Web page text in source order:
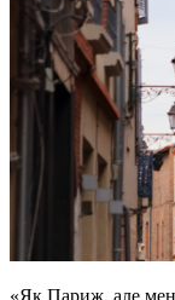
«Як Париж, але